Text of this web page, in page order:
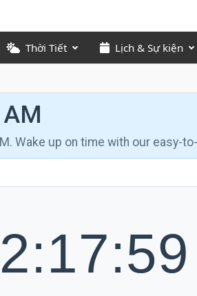
Thời Tiết Lịch & Sự kiện
Wake up on time with our easy-